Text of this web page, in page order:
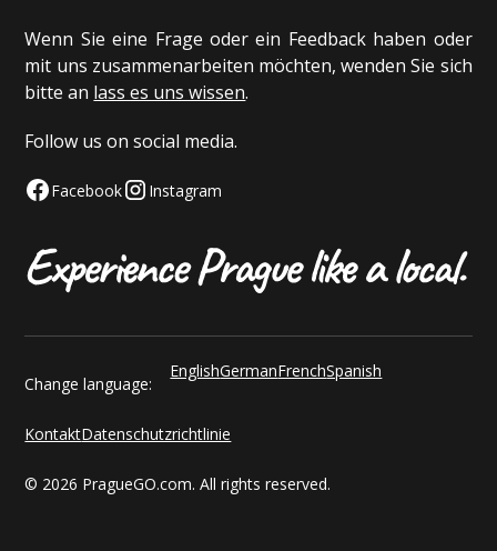
Wenn Sie eine Frage oder ein Feedback haben oder
mit uns zusammenarbeiten möchten, wenden Sie sich
bitte an lass es uns wissen.
Follow us on social media.
Facebook Instagram
© 2026 PragueGO.com. All rights reserved.
KontaktDatenschutzrichtlinie
Change language:
EnglishGermanFrenchSpanish